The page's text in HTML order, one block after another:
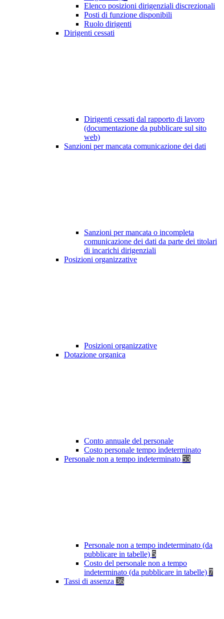
Elenco posizioni dirigenziali discrezionali
Posti di funzione disponibili
Ruolo dirigenti
Dirigenti cessati
Dirigenti cessati dal rapporto di lavoro
(documentazione da pubblicare sul sito
web)
Sanzioni per mancata comunicazione dei dati
Sanzioni per mancata o incompleta
comunicazione dei dati da parte dei titolari
di incarichi dirigenziali
Posizioni organizzative
Posizioni organizzative
Dotazione organica
Conto annuale del personale
Costo personale tempo indeterminato
Personale non a tempo indeterminato 53
Personale non a tempo indeterminato (da
pubblicare in tabelle) 5
Costo del personale non a tempo
indeterminato (da pubblicare in tabelle) 7
Tassi di assenza 36